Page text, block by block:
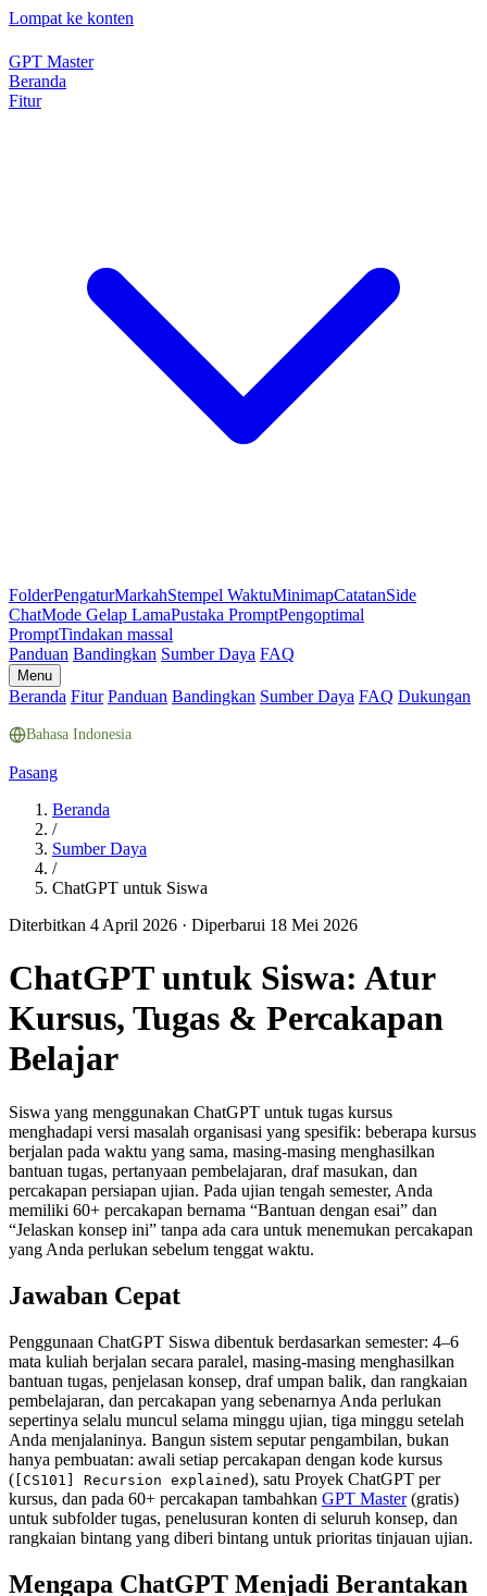
Lompat ke konten
GPT Master
Beranda
Fitur
FolderPengaturMarkahStempel WaktuMinimapCatatanSide
ChatMode Gelap LamaPustaka PromptPengoptimal
PromptTindakan massal
Panduan Bandingkan Sumber Daya FAQ
Menu
Beranda Fitur Panduan Bandingkan Sumber Daya FAQ Dukungan
Bahasa Indonesia
Pasang
Beranda
/
Sumber Daya
/
ChatGPT untuk Siswa
Diterbitkan 4 April 2026 · Diperbarui 18 Mei 2026
ChatGPT untuk Siswa: Atur
Kursus, Tugas & Percakapan
Belajar
Siswa yang menggunakan ChatGPT untuk tugas kursus
menghadapi versi masalah organisasi yang spesifik: beberapa kursus
berjalan pada waktu yang sama, masing-masing menghasilkan
bantuan tugas, pertanyaan pembelajaran, draf masukan, dan
percakapan persiapan ujian. Pada ujian tengah semester, Anda
memiliki 60+ percakapan bernama “Bantuan dengan esai” dan
“Jelaskan konsep ini” tanpa ada cara untuk menemukan percakapan
yang Anda perlukan sebelum tenggat waktu.
Jawaban Cepat
Penggunaan ChatGPT Siswa dibentuk berdasarkan semester: 4–6
mata kuliah berjalan secara paralel, masing-masing menghasilkan
bantuan tugas, penjelasan konsep, draf umpan balik, dan rangkaian
pembelajaran, dan percakapan yang sebenarnya Anda perlukan
sepertinya selalu muncul selama minggu ujian, tiga minggu setelah
Anda menjalaninya. Bangun sistem seputar pengambilan, bukan
hanya pembuatan: awali setiap percakapan dengan kode kursus
( [CS101] Recursion explained), satu Proyek ChatGPT per
kursus, dan pada 60+ percakapan tambahkan GPT Master(gratis)
untuk subfolder tugas, penelusuran konten di seluruh konsep, dan
rangkaian bintang yang diberi bintang untuk prioritas tinjauan ujian.
Mengapa ChatGPT Menjadi Berantakan